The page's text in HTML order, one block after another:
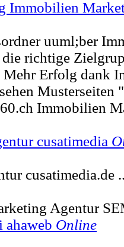
Immobilien
uuml;ber
richtige
Erfolg dank
Musterseiten
Immobilien
cusatimedia
cusatimedia.de
Agentur
Online